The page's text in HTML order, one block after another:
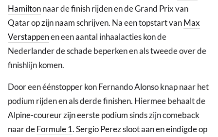
Hamiltonnaar de finish rijden en de Grand Prix van
Qatar op zijn naam schrijven. Na een topstart vanMax
Verstappenen een aantal inhaalacties kon de
Nederlander de schade beperken en als tweede over de
finishlijn komen.
Door een éénstopper kon Fernando Alonso knap naar het
podium rijden en als derde finishen. Hiermee behaalt de
Alpine-coureur zijn eerste podium sinds zijn comeback
naar deFormule 1. Sergio Perez sloot aan en eindigde op